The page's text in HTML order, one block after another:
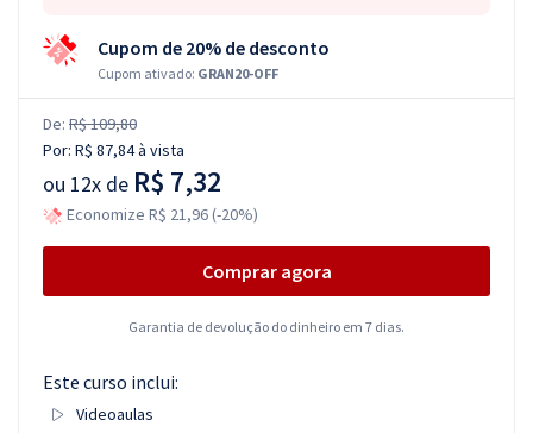
Cupom de 20% de desconto
Cupom ativado: GRAN20-OFF
De: R$ 109,80
Por: R$ 87,84à vista
ou 12x de R$ 7,32
Economize R$ 21,96 (-20%)
Comprar agora
Garantia de devolução do dinheiro em 7 dias.
Este curso inclui:
Videoaulas